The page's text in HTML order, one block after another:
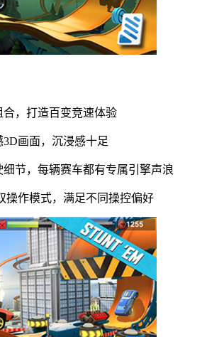
，打造百变竞速体验
画面，沉浸感十足
节，每辆赛车都有专属引擎声浪
操作模式，满足不同操控偏好